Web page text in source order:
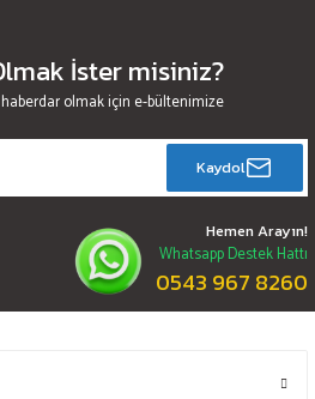
İster misiniz?
olmak için e-bültenimize
Kaydol
Hemen Arayın!
Whatsapp Destek Hattı
0543 967 8260